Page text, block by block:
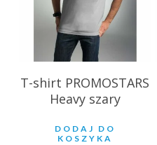
T-shirt PROMOSTARS
Heavy szary
DODAJ DO
KOSZYKA